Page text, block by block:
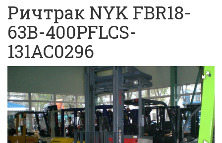
Ричтрак NYK FBR18-
63B-400PFLCS-
131AC0296